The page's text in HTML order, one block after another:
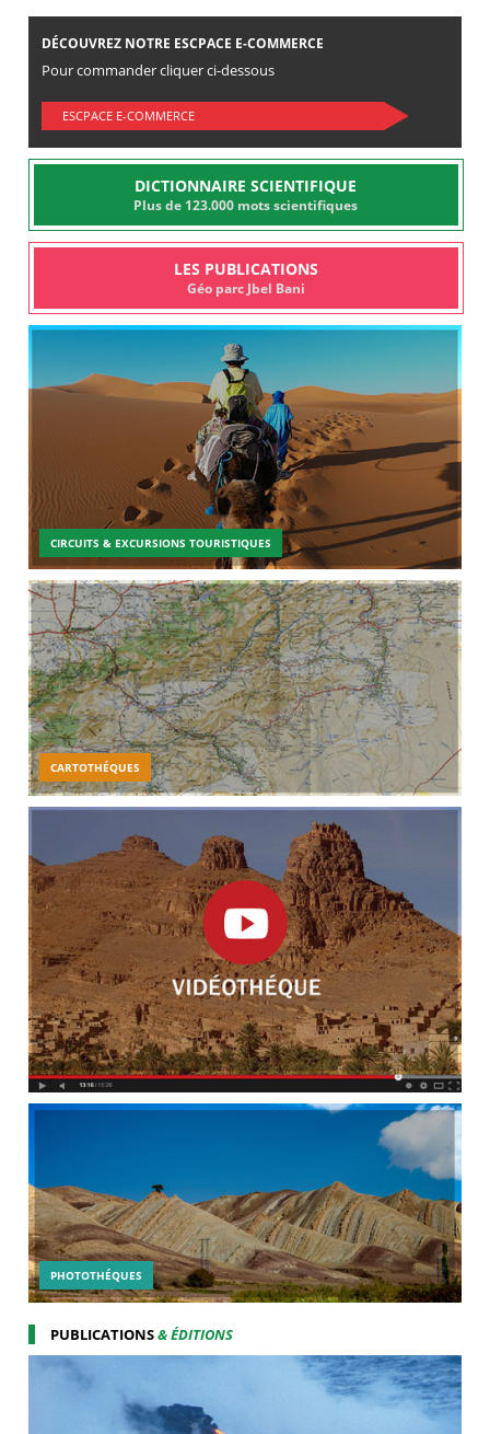
DÉCOUVREZ NOTRE ESCPACE E-COMMERCE
Pour commander cliquer ci-dessous
ESCPACE E-COMMERCE
DICTIONNAIRE SCIENTIFIQUE
Plus de 123.000 mots scientifiques
LES PUBLICATIONS
Géo parc Jbel Bani
CIRCUITS & EXCURSIONS TOURISTIQUES
CARTOTHÉQUES
PHOTOTHÉQUES
PUBLICATIONS& ÉDITIONS